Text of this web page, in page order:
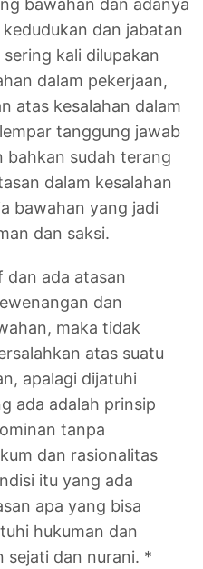
bawahan dan adanya
dan jabatan
kali dilupakan
dalam pekerjaan,
atas kesalahan dalam
tanggung jawab
bahkan sudah terang
dalam kesalahan
bawahan yang jadi
dan saksi.
dan ada atasan
dan
maka tidak
atas suatu
apalagi dijatuhi
ada adalah prinsip
tanpa
dan rasionalitas
itu yang ada
apa yang bisa
hukuman dan
sejati dan nurani. *